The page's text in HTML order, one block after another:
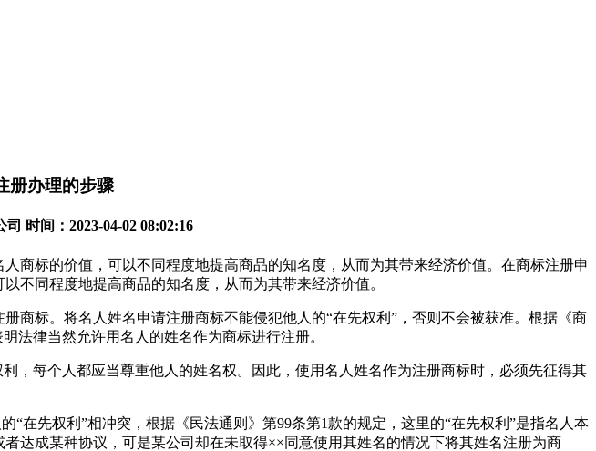
册办理的步骤
时间：2023-04-02 08:02:16
商标的价值，可以不同程度地提高商品的知名度，从而为其带来经济价值。在商标注册申
不同程度地提高商品的知名度，从而为其带来经济价值。
商标。将名人姓名申请注册商标不能侵犯他人的“在先权利”，否则不会被获准。根据《商
法律当然允许用名人的姓名作为商标进行注册。
，每个人都应当尊重他人的姓名权。因此，使用名人姓名作为注册商标时，必须先征得其
在先权利”相冲突，根据《民法通则》第99条第1款的规定，这里的“在先权利”是指名人本
达成某种协议，可是某公司却在未取得××同意使用其姓名的情况下将其姓名注册为商